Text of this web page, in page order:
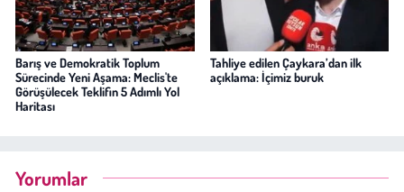
Barış ve Demokratik Toplum
Sürecinde Yeni Aşama: Meclis'te
Görüşülecek Teklifin 5 Adımlı Yol
Haritası
Tahliye edilen Çaykara’dan ilk
açıklama: İçimiz buruk
Yorumlar